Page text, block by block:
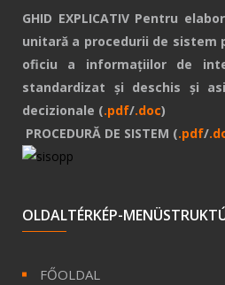
GHID EXPLICATIV Pentru
unitară a procedurii de sistem
oficiu a informațiilor de
standardizat și deschis și
decizionale (.pdf/.doc)
PROCEDURĂ DE SISTEM (.pdf/
OLDALTÉRKÉP-
FŐOLDAL